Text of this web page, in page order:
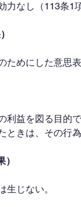
力なし（113条1項
ためにした意思
利益を図る目的
ときは、その行
生じない。